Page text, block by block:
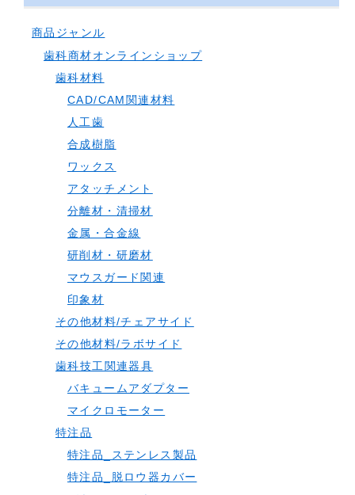
商品ジャンル
歯科商材オンラインショップ
歯科材料
CAD/CAM関連材料
人工歯
合成樹脂
ワックス
アタッチメント
分離材・清掃材
金属・合金線
研削材・研磨材
マウスガード関連
印象材
その他材料/チェアサイド
その他材料/ラボサイド
歯科技工関連器具
バキュームアダプター
マイクロモーター
特注品
特注品_ステンレス製品
特注品_脱ロウ器カバー